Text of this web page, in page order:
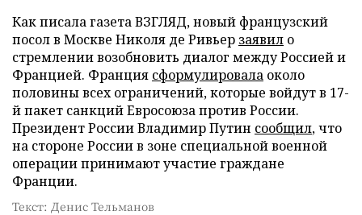
Как писала газета ВЗГЛЯД, новый французский
посол в Москве Николя де Ривьер заявил о
стремлении возобновить диалог между Россией и
Францией. Франция сформулировала около
половины всех ограничений, которые войдут в 17-
й пакет санкций Евросоюза против России.
Президент России Владимир Путин сообщил, что
на стороне России в зоне специальной военной
операции принимают участие граждане
Франции.
Текст: Денис Тельманов